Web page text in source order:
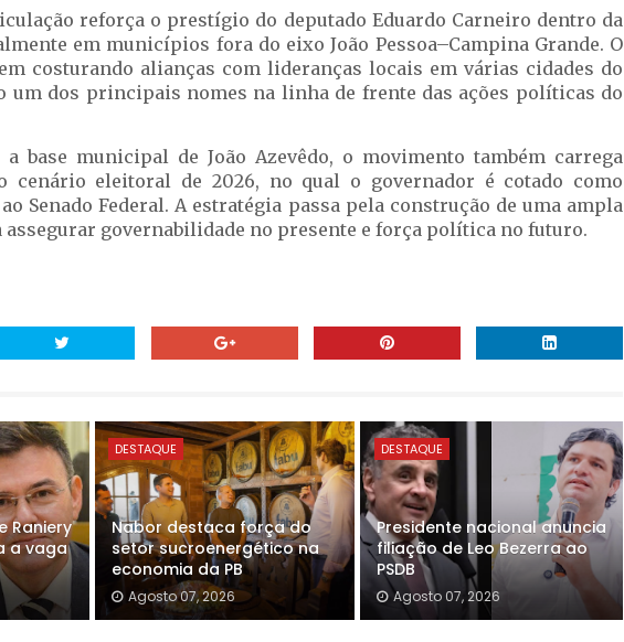
reforça o prestígio do deputado Eduardo Carneiro dentro da
em municípios fora do eixo João Pessoa–Campina Grande. O
costurando alianças com lideranças locais em várias cidades do
um dos principais nomes na linha de frente das ações políticas do
base municipal de João Azevêdo, o movimento também carrega
cenário eleitoral de 2026, no qual o governador é cotado como
Senado Federal. A estratégia passa pela construção de uma ampla
assegurar governabilidade no presente e força política no futuro.
Raniery
a vaga
DESTAQUE
Nabor destaca força do
setor sucroenergético na
economia da PB
Agosto 07, 2026
DESTAQUE
Presidente nacional anuncia
filiação de Leo Bezerra ao
PSDB
Agosto 07, 2026